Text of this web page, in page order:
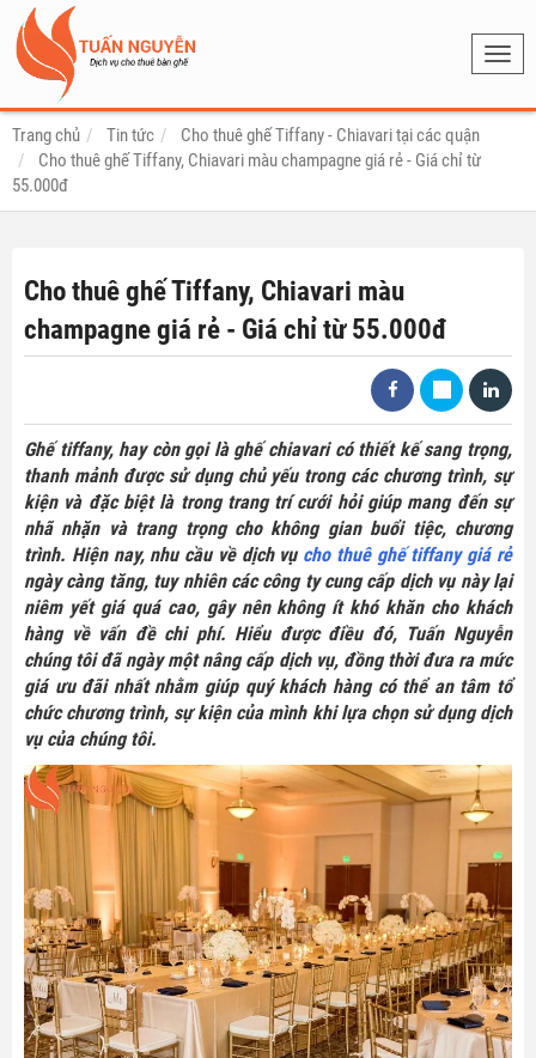
Trang chủ Tin tức
Cho thuê ghế Tiffany - Chiavari tại các quận
Cho thuê ghế Tiffany, Chiavari màu champagne giá rẻ - Giá chỉ từ
55.000đ
Cho thuê ghế Tiffany, Chiavari màu
champagne giá rẻ - Giá chỉ từ 55.000đ
Ghế tiffany, hay còn gọi là ghế chiavari có thiết kế sang trọng,
thanh mảnh được sử dụng chủ yếu trong các chương trình, sự
kiện và đặc biệt là trong trang trí cưới hỏi giúp mang đến sự
nhã nhặn và trang trọng cho không gian buổi tiệc, chương
trình. Hiện nay, nhu cầu về dịch vụ cho thuê ghế tiffany giá rẻ
ngày càng tăng, tuy nhiên các công ty cung cấp dịch vụ này lại
niêm yết giá quá cao, gây nên không ít khó khăn cho khách
hàng về vấn đề chi phí. Hiểu được điều đó, Tuấn Nguyễn
chúng tôi đã ngày một nâng cấp dịch vụ, đồng thời đưa ra mức
giá ưu đãi nhất nhằm giúp quý khách hàng có thể an tâm tổ
chức chương trình, sự kiện của mình khi lựa chọn sử dụng dịch
vụ của chúng tôi.